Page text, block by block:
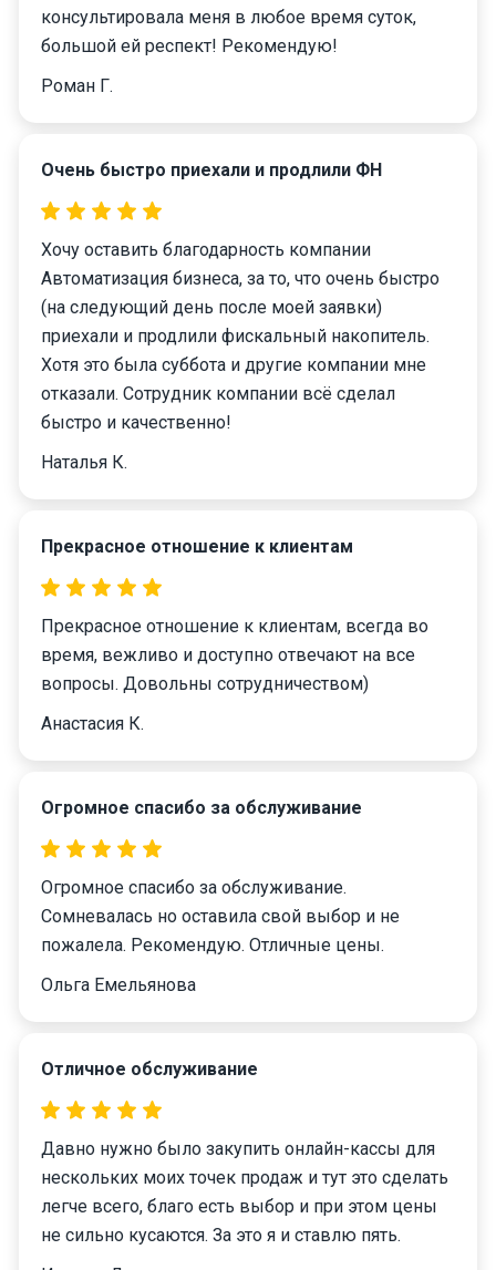
консультировала меня в любое время суток,
большой ей респект! Рекомендую!
Роман Г.
Очень быстро приехали и продлили ФН
Хочу оставить благодарность компании
Автоматизация бизнеса, за то, что очень быстро
(на следующий день после моей заявки)
приехали и продлили фискальный накопитель.
Хотя это была суббота и другие компании мне
отказали. Сотрудник компании всё сделал
быстро и качественно!
Наталья К.
Прекрасное отношение к клиентам
Прекрасное отношение к клиентам, всегда во
время, вежливо и доступно отвечают на все
вопросы. Довольны сотрудничеством)
Анастасия К.
Огромное спасибо за обслуживание
Огромное спасибо за обслуживание.
Сомневалась но оставила свой выбор и не
пожалела. Рекомендую. Отличные цены.
Ольга Емельянова
Отличное обслуживание
Давно нужно было закупить онлайн-кассы для
нескольких моих точек продаж и тут это сделать
легче всего, благо есть выбор и при этом цены
не сильно кусаются. За это я и ставлю пять.